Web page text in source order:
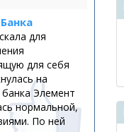
для
для себя
на
Элемент
нормальной,
По ней